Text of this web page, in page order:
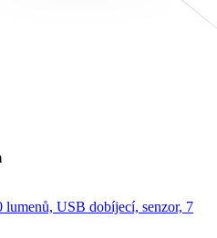
USB dobíjecí, senzor, 7